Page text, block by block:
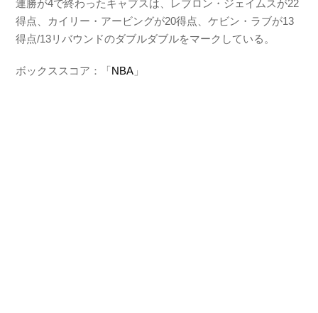
連勝が4で終わったキャブスは、レブロン・ジェイムスが22
得点、カイリー・アービングが20得点、ケビン・ラブが13
得点/13リバウンドのダブルダブルをマークしている。
ボックススコア：「NBA 」